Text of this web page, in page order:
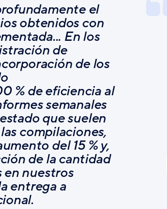
el
obtenidos con
En los
de
de los
% de eficiencia al
semanales
que suelen
compilaciones,
del 15 % y,
de la cantidad
en nuestros
entrega a